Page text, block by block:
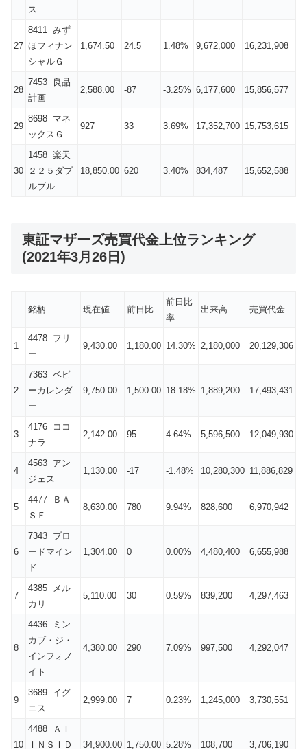
ス
27
8411 みず
ほフィナン
シャルＧ
1,674.50 24.5 1.48% 9,672,000 16,231,908
28
7453 良品
計画
2,588.00 -87 -3.25% 6,177,600 15,856,577
29
8698 マネ
ックスＧ
927 33 3.69% 17,352,700 15,753,615
30
1458 楽天
２２５ダブ
ルブル
18,850.00 620 3.40% 834,487 15,652,588
東証マザーズ売買代金上位ランキング
(2021年3月26日)
銘柄 現在値 前日比
前日比
率
出来高 売買代金
1
4478 フリ
ー
9,430.00 1,180.00 14.30% 2,180,000 20,129,306
2
7363 ベビ
ーカレンダ
ー
9,750.00 1,500.00 18.18% 1,889,200 17,493,431
3
4176 ココ
ナラ
2,142.00 95 4.64% 5,596,500 12,049,930
4
4563 アン
ジェス
1,130.00 -17 -1.48% 10,280,300 11,886,829
5
4477 ＢＡ
ＳＥ
8,630.00 780 9.94% 828,600 6,970,942
6
7343 ブロ
ードマイン
ド
1,304.00 0 0.00% 4,480,400 6,655,988
7
4385 メル
カリ
5,110.00 30 0.59% 839,200 4,297,463
8
4436 ミン
カブ・ジ・
インフォノ
イト
4,380.00 290 7.09% 997,500 4,292,047
9
3689 イグ
ニス
2,999.00 7 0.23% 1,245,000 3,730,551
10
4488 ＡＩ
ＩＮＳＩＤ
34,900.00 1,750.00 5.28% 108,700 3,706,190